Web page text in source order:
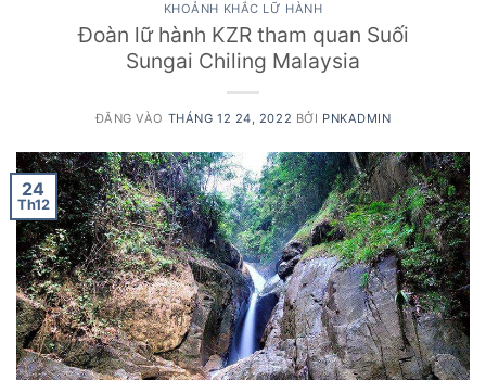
KHOẢNH KHẮC LỮ HÀNH
Đoàn lữ hành KZR tham quan Suối
Sungai Chiling Malaysia
ĐĂNG VÀO THÁNG 12 24, 2022 BỞI PNKADMIN
24
Th12